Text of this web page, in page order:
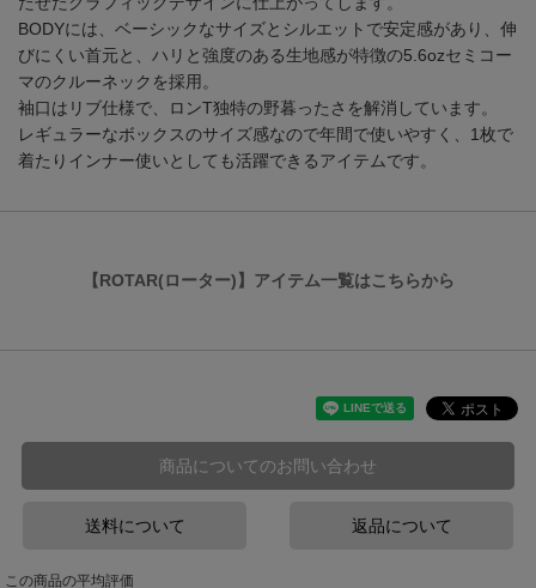
BODYには、ベーシックなサイズとシルエットで安定感があり、伸
びにくい首元と、ハリと強度のある生地感が特徴の5.6ozセミコー
マのクルーネックを採用。
袖口はリブ仕様で、ロンT独特の野暮ったさを解消しています。
レギュラーなボックスのサイズ感なので年間で使いやすく、1枚で
着たりインナー使いとしても活躍できるアイテムです。
【ROTAR(ローター)】アイテム一覧はこちらから
商品についてのお問い合わせ
送料について 返品について